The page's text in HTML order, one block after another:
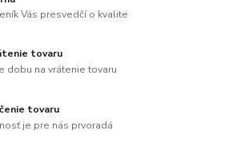
Vás presvedčí o kvalite
tovaru
dobu na vrátenie tovaru
tovaru
je pre nás prvoradá